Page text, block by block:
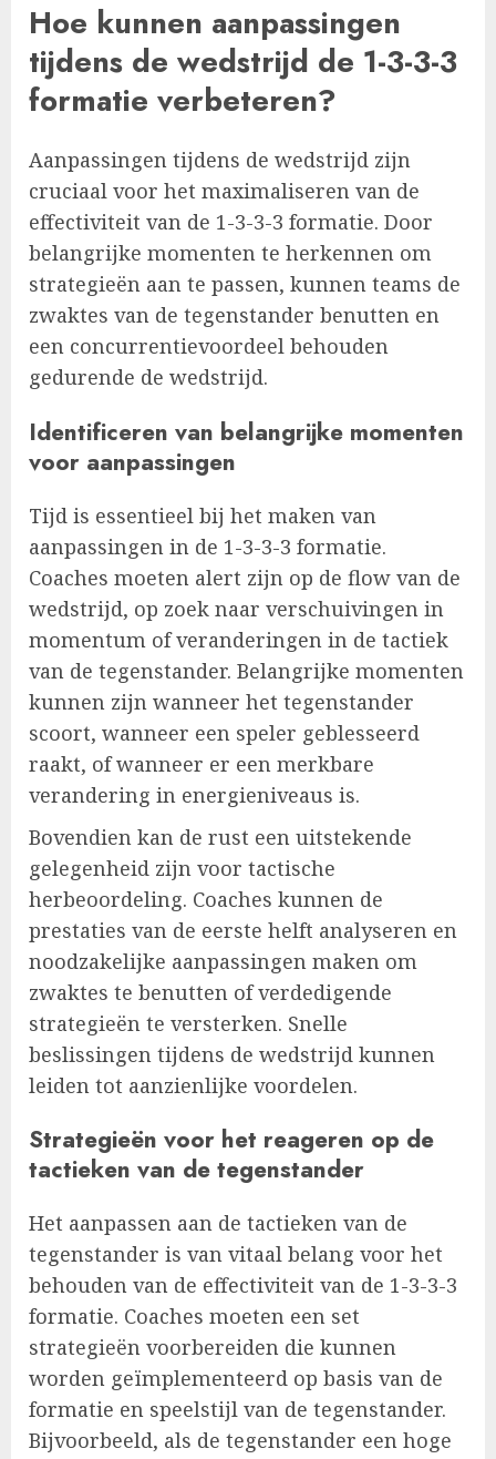
Hoe kunnen aanpassingen
tijdens de wedstrijd de 1-3-3-3
formatie verbeteren?
Aanpassingen tijdens de wedstrijd zijn
cruciaal voor het maximaliseren van de
effectiviteit van de 1-3-3-3 formatie. Door
belangrijke momenten te herkennen om
strategieën aan te passen, kunnen teams de
zwaktes van de tegenstander benutten en
een concurrentievoordeel behouden
gedurende de wedstrijd.
Identificeren van belangrijke momenten
voor aanpassingen
Tijd is essentieel bij het maken van
aanpassingen in de 1-3-3-3 formatie.
Coaches moeten alert zijn op de flow van de
wedstrijd, op zoek naar verschuivingen in
momentum of veranderingen in de tactiek
van de tegenstander. Belangrijke momenten
kunnen zijn wanneer het tegenstander
scoort, wanneer een speler geblesseerd
raakt, of wanneer er een merkbare
verandering in energieniveaus is.
Bovendien kan de rust een uitstekende
gelegenheid zijn voor tactische
herbeoordeling. Coaches kunnen de
prestaties van de eerste helft analyseren en
noodzakelijke aanpassingen maken om
zwaktes te benutten of verdedigende
strategieën te versterken. Snelle
beslissingen tijdens de wedstrijd kunnen
leiden tot aanzienlijke voordelen.
Strategieën voor het reageren op de
tactieken van de tegenstander
Het aanpassen aan de tactieken van de
tegenstander is van vitaal belang voor het
behouden van de effectiviteit van de 1-3-3-3
formatie. Coaches moeten een set
strategieën voorbereiden die kunnen
worden geïmplementeerd op basis van de
formatie en speelstijl van de tegenstander.
Bijvoorbeeld, als de tegenstander een hoge